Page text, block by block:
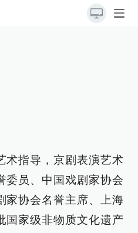
术指导，京剧表演艺术
委员、中国戏剧家协会
家协会名誉主席、上海
国家级非物质文化遗产